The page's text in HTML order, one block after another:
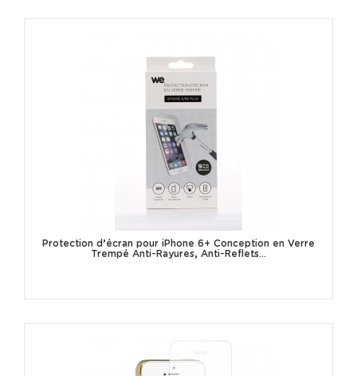
Protection d’écran pour iPhone 6+ Conception en Verre
Trempé Anti-Rayures, Anti-Reflets...